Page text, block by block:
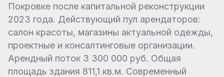
Покровке после капитальной реконструкции
2023 года. Действующий пул арендаторов:
салон красоты, магазины актуальной одежды,
проектные и консалтинговые организации.
Арендный поток 3 300 000 руб. Общая
площадь здания 811,1 кв.м. Современный